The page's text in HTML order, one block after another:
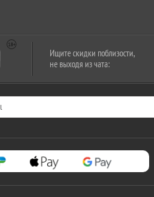
Ищите скидки поблизости,
не выходя из чата: